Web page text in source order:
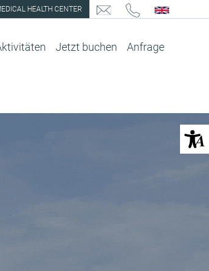
HEALTH CENTER E-mail requestTelefonnummer
EN
Jetzt buchen Anfrage